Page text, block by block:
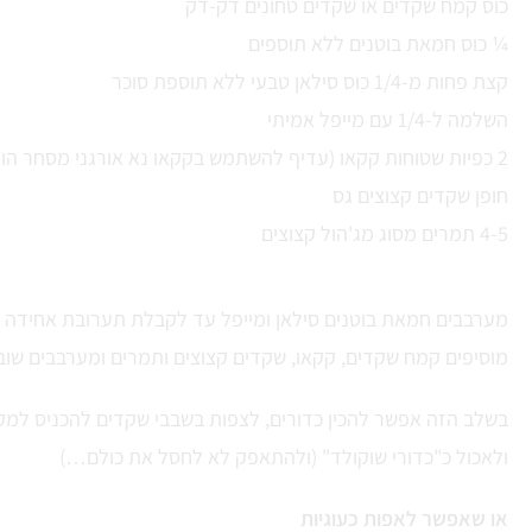
¼ כוס חמאת בוטנים ללא תוספים
קצת פחות מ-1/4 כוס סילאן טבעי ללא תוספת סוכר
השלמה ל-1/4 עם מייפל אמיתי
2 כפיות שטוחות קקאו (עדיף להשתמש בקקאו נא אורגני מסחר הוגן)
חופן שקדים קצוצים גס
4-5 תמרים מסוג מג'הול קצוצים
מערבבים חמאת בוטנים סילאן ומייפל עד לקבלת תערובת אחידה
מוסיפים קמח שקדים, קקאו, שקדים קצוצים ותמרים ומערבבים
בשלב הזה אפשר להכין כדורים, לצפות בשבבי שקדים להכניס
ולאכול כ"כדורי שוקולד" (ולהתאפק לא לחסל את כולם…)
או שאפשר לאפות כעוגיות